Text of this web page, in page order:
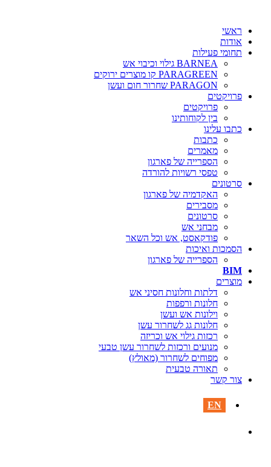
ראשי
אודות
תחומי פעילות
BARNEA גילוי וכיבוי אש
PARAGREEN קו מוצרים ירוקים
PARAGON שחרור חום ועשן
פרויקטים
פרויקטים
בין לקוחותינו
כתבו עלינו
כתבות
מאמרים
הספרייה של פארגון
טפסי רשויות להורדה
סרטונים
האקדמיה של פארגון
מסבירים
סרטונים
מבחני אש
פודקאסט, אש וכל השאר
הסמכות ואיכות
הספרייה של פארגון
BIM
מוצרים‎
דלתות וחלונות חסיני אש
חלונות ורפפות
וילונות אש ועשן
חלונות גג לשחרור עשן
רכזות גילוי אש וכריזה
מנועים ורכזות לשחרור עשן טבעי
מפוחים לשחרור (מאולץ)
תאורה טבעית
צור קשר
EN